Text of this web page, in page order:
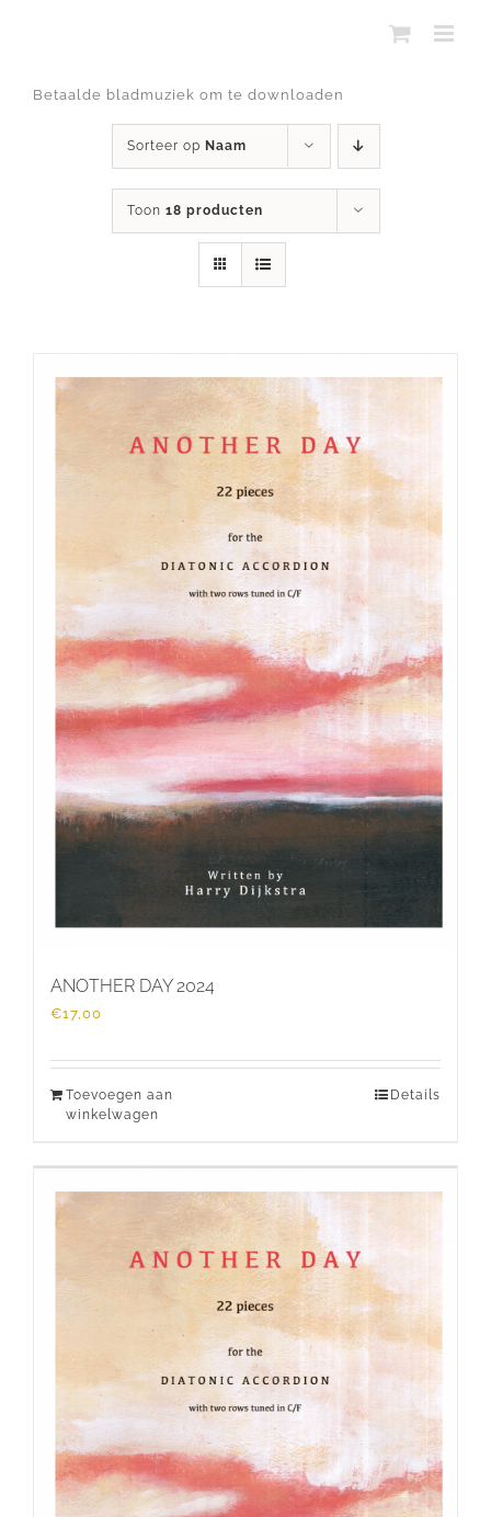
Betaalde bladmuziek om te downloaden
Sorteer op Naam
Toon 18 producten
ANOTHER DAY 2024
€17,00
Toevoegen aan
winkelwagen
Details